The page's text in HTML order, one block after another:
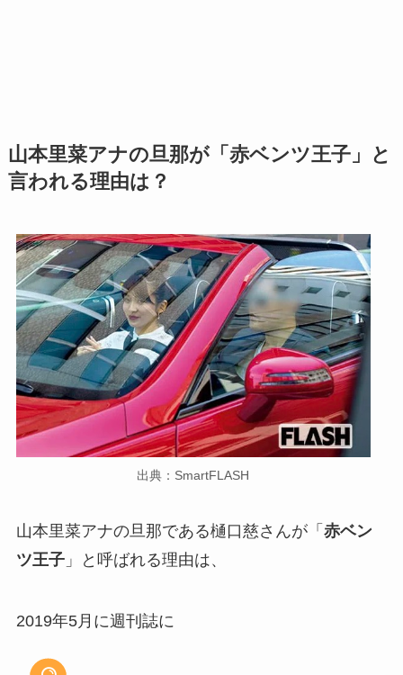
山本里菜アナの旦那が「赤ベンツ王子」と
言われる理由は？
出典：SmartFLASH
山本里菜アナの旦那である樋口慈さんが「 赤ベン
ツ王子」と呼ばれる理由は、
2019年5月に週刊誌に